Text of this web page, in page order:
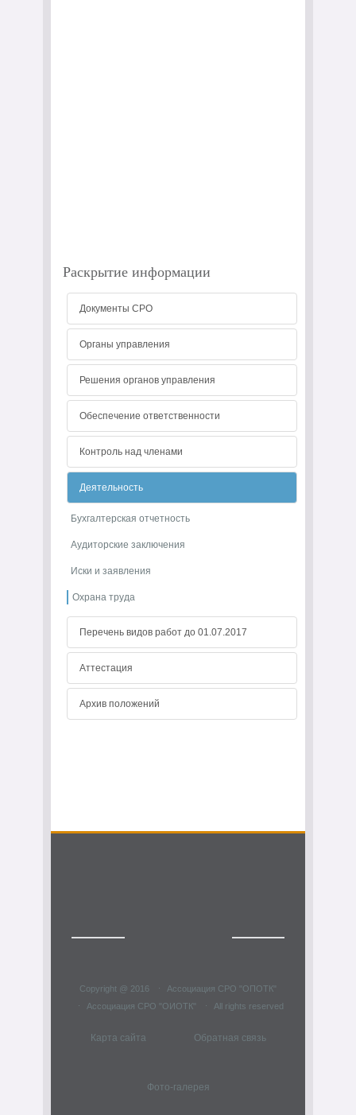
Раскрытие информации
Документы СРО
Органы управления
Решения органов управления
Обеспечение ответственности
Контроль над членами
Деятельность
Бухгалтерская отчетность
Аудиторские заключения
Иски и заявления
Охрана труда
Перечень видов работ до 01.07.2017
Аттестация
Архив положений
Copyright @ 2016
Ассоциация СРО "ОПОТК"
Ассоциация СРО "ОИОТК"
All rights reserved
Карта сайта Обратная связь
Фото-галерея